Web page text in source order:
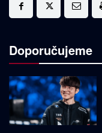
Doporučujeme